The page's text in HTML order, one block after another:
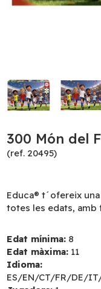
300 Món del
(ref. 20495)
Educa® t´ofereix
totes les edats, amb
Edat mínima: 8
Edat màxima: 11
Idioma:
ES/EN/CT/FR/DE/